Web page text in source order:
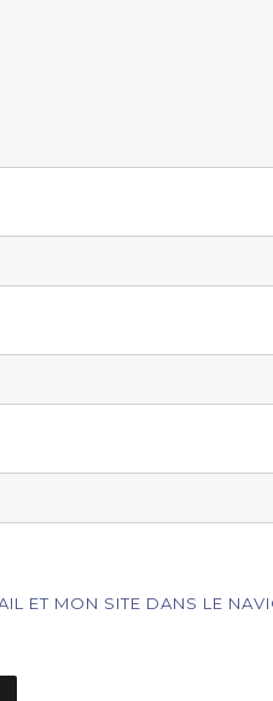
ET MON SITE DANS LE